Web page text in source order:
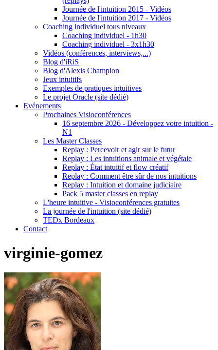
Journée de l'intuition 2015 - Vidéos
Journée de l'intuition 2017 - Vidéos
Coaching individuel tous niveaux
Coaching individuel - 1h30
Coaching individuel - 3x1h30
Vidéos (conférences, interviews,...)
Blog d'iRiS
Blog d'Alexis Champion
Jeux intuitifs
Exemples de pratiques intuitives
Le projet Oracle (site dédié)
Evénements
Prochaines Visioconférences
16 septembre 2026 - Développez votre intuition -
N1
Les Master Classes
Replay : Percevoir et agir sur le futur
Replay : Les intuitions animale et végétale
Replay : État intuitif et flow créatif
Replay : Comment être sûr de nos intuitions
Replay : Intuition et domaine judiciaire
Pack 5 master classes en replay
L'heure intuitive - Visioconférences gratuites
La journée de l'intuition (site dédié)
TEDx Bordeaux
Contact
virginie-gomez